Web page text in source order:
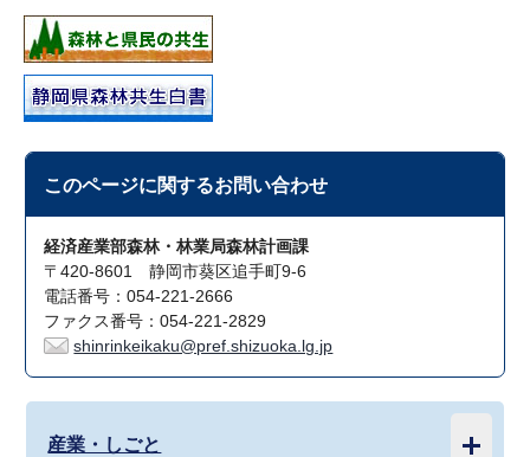
このページに関するお問い合わせ
経済産業部森林・林業局森林計画課
〒420-8601 静岡市葵区追手町9-6
電話番号：054-221-2666
ファクス番号：054-221-2829
shinrinkeikaku@pref.shizuoka.lg.jp
産業・しごと